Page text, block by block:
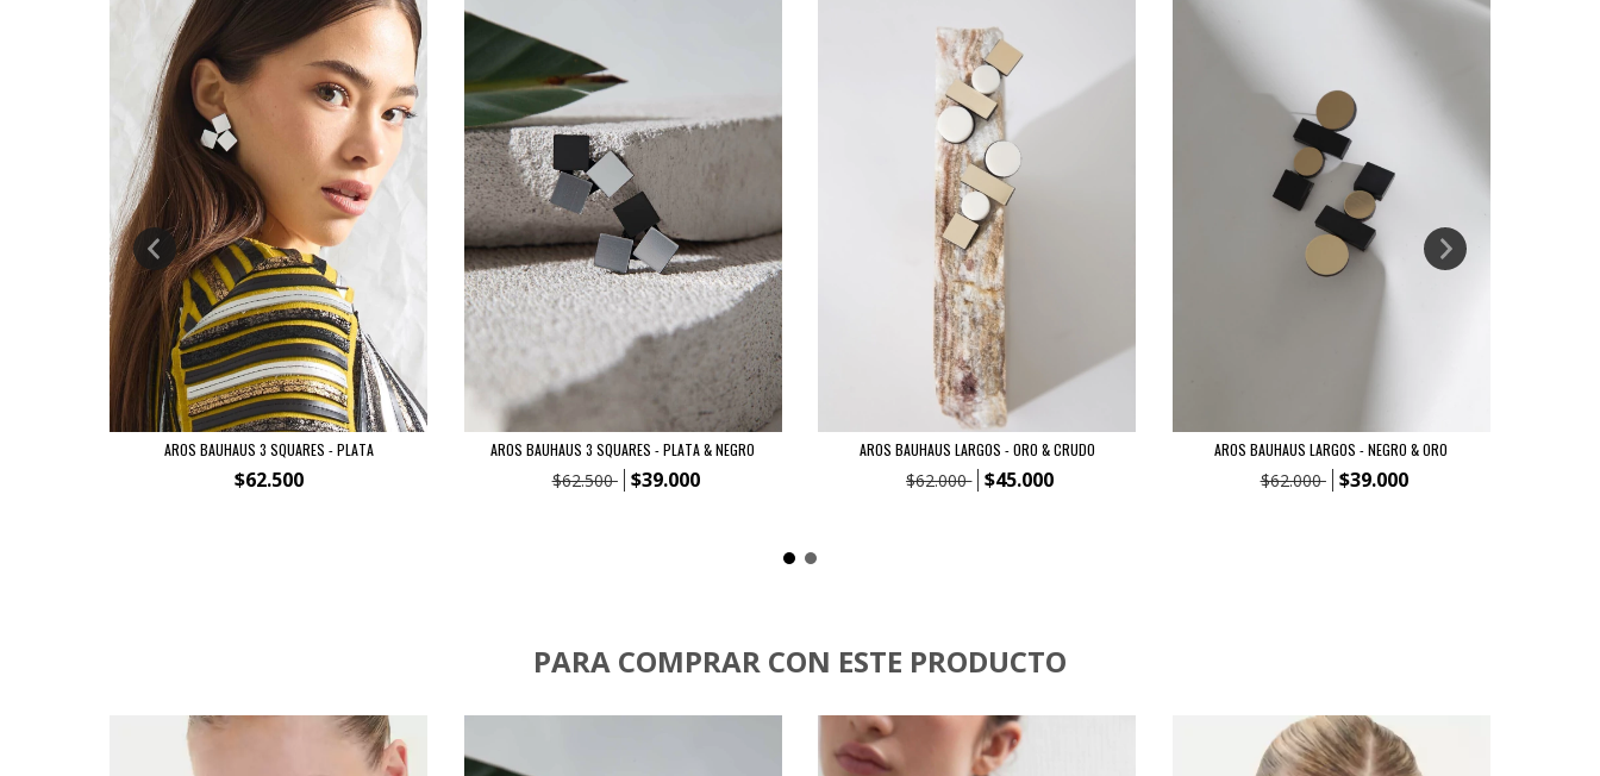
AROS BAUHAUS 3 SQUARES - PLATA
$62.500
AROS BAUHAUS 3 SQUARES - PLATA & NEGRO
$62.500 $39.000
AROS BAUHAUS LARGOS - ORO & CRUDO
$62.000 $45.000
AROS BAUHAUS LARGOS - NEGRO & ORO
$62.000 $39.000
PARA COMPRAR CON ESTE PRODUCTO